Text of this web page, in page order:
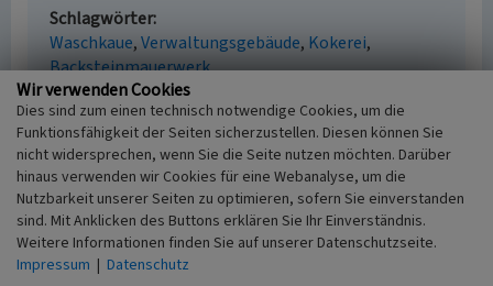
Schlagwörter
Waschkaue Verwaltungsgebäude Kokerei
Backsteinmauerwerk
Gesetzlich geschütztes Kulturdenkmal
Kein
Fachsicht(en)
Denkmalpflege
Erfassungsmaßstab
i.d.R. 1:5.000 (größer als 1:20.000)
Erfassungsmethode
Auswertung historischer Karten,
Wir verwenden Cookies
Dies sind zum einen technisch notwendige Cookies, um die
Funktionsfähigkeit der Seiten sicherzustellen. Diesen können Sie
nicht widersprechen, wenn Sie die Seite nutzen möchten. Darüber
hinaus verwenden wir Cookies für eine Webanalyse, um die
Nutzbarkeit unserer Seiten zu optimieren, sofern Sie einverstanden
sind. Mit Anklicken des Buttons erklären Sie Ihr Einverständnis.
Weitere Informationen finden Sie auf unserer Datenschutzseite.
Impressum | Datenschutz